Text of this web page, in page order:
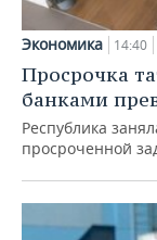
Экономика 14:40
Просрочка
банками
Республика
просроченной